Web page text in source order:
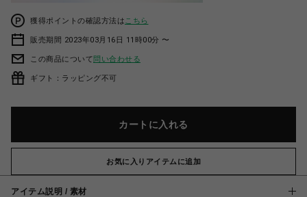
獲得ポイントの確認方法は こちら
販売期間 2023年03月16日 11時00分 〜
この商品について問い合わせる
ギフト：ラッピング不可
カートに入れる
お気に入りアイテムに追加
アイテム説明 / 素材